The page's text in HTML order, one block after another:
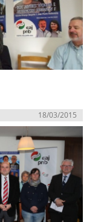
18/03/2015